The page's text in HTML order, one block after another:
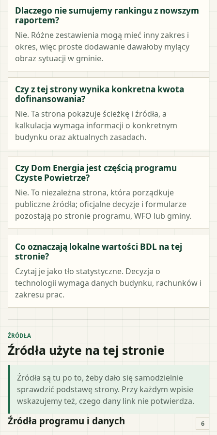
Dlaczego nie sumujemy rankingu z nowszym
raportem?
Nie. Różne zestawienia mogą mieć inny zakres i
okres, więc proste dodawanie dawałoby mylący
obraz sytuacji w gminie.
Czy z tej strony wynika konkretna kwota
dofinansowania?
Nie. Ta strona pokazuje ścieżkę i źródła, a
kalkulacja wymaga informacji o konkretnym
budynku oraz aktualnych zasadach.
Czy Dom Energia jest częścią programu
Czyste Powietrze?
Nie. To niezależna strona, która porządkuje
publiczne źródła; oficjalne decyzje i formularze
pozostają po stronie programu, WFO lub gminy.
Co oznaczają lokalne wartości BDL na tej
stronie?
Czytaj je jako tło statystyczne. Decyzja o
technologii wymaga danych budynku, rachunków i
zakresu prac.
ŹRÓDŁA
Źródła użyte na tej stronie
Źródła są tu po to, żeby dało się samodzielnie
sprawdzić podstawę strony. Przy każdym wpisie
wskazujemy też, czego dany link nie potwierdza.
Źródła programu i danych 6